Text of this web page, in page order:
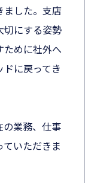
ました。支店
切にする姿勢
ために社外へ
ドに戻ってき
の業務、仕事
いただきま